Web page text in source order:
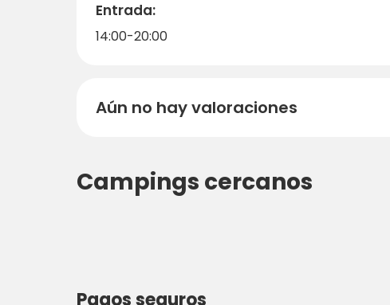
Entrada:
14:00-20:00
Aún no hay valoraciones
Campings cercanos
Pagos seguros